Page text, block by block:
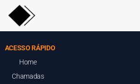
ACESSO RÁPIDO
Home
Chamadas